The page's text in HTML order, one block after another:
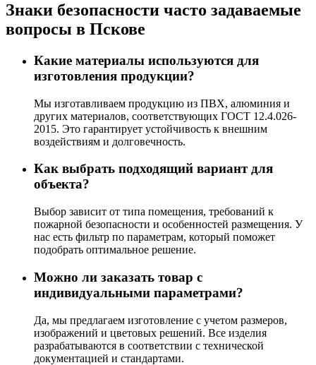
Знаки безопасности часто задаваемые
вопросы в Пскове
Какие материалы используются для
изготовления продукции?
Мы изготавливаем продукцию из ПВХ, алюминия и
других материалов, соответствующих ГОСТ 12.4.026-
2015. Это гарантирует устойчивость к внешним
воздействиям и долговечность.
Как выбрать подходящий вариант для
объекта?
Выбор зависит от типа помещения, требований к
пожарной безопасности и особенностей размещения. У
нас есть фильтр по параметрам, который поможет
подобрать оптимальное решение.
Можно ли заказать товар с
индивидуальными параметрами?
Да, мы предлагаем изготовление с учетом размеров,
изображений и цветовых решений. Все изделия
разрабатываются в соответствии с технической
документацией и стандартами.